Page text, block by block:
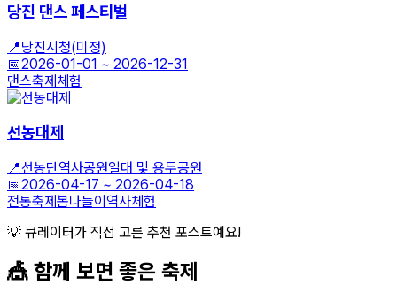
당진 댄스 페스티벌
📍당진시청(미정)
📅2026-01-01 ~ 2026-12-31
댄스축제체험
선농대제
📍선농단역사공원일대 및 용두공원
📅2026-04-17 ~ 2026-04-18
전통축제봄나들이 역사체험
💡 큐레이터가 직접 고른 추천 포스트예요!
🎪 함께 보면 좋은 축제